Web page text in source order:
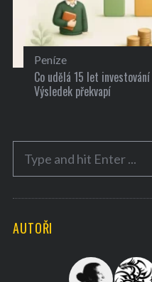
Peníze
Co udělá 15 let
Výsledek překvapí
c
AUTOŘI